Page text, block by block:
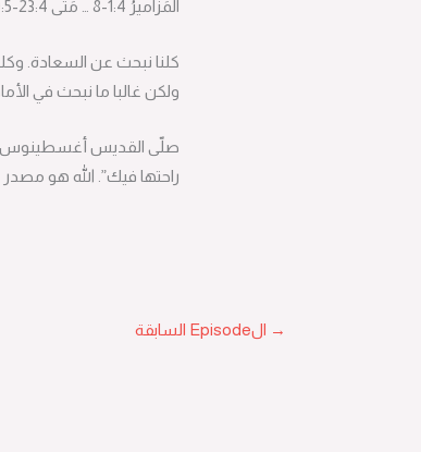
EMBED
المَزاميرُ 4:‏1-‏8 … مَتَّى 4:‏23-‏5:‏20 … التَّكوينُ 9:‏18-‏11:‏9
كلنا نبحث عن السعادة.
ولكن غالبا ما نبحث في
صلّى القديس أغسطينوس،
راحتها فيك”. الله هو مصدر
→ الEpisode السابقة